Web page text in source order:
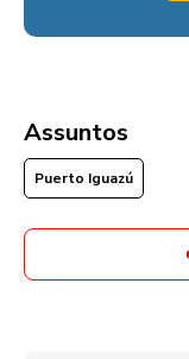
Assuntos
Puerto Iguazú